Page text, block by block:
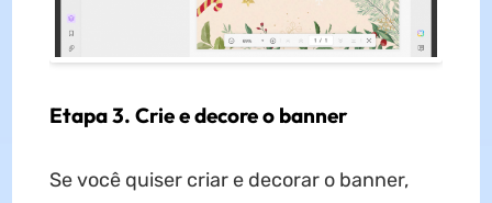
Etapa 3. Crie e decore o banner
Se você quiser criar e decorar o banner,